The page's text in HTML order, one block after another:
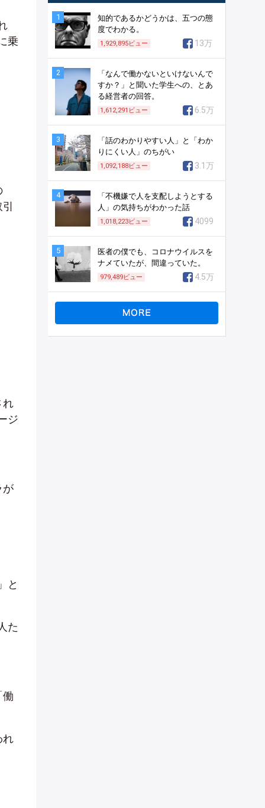
乗
れ
ジ
が
と
た
働
れ
1
知的であるかどうかは、五つの態
度でわかる。
1,929,895ビュー 13万
2
「なんで働かないといけないんで
すか？」と聞いた学生への、とあ
る経営者の回答。
1,612,291 ビュー 6.5万
3
「話のわかりやすい人」と「わか
りにくい人」のちがい
1,092,188ビュー 3.1万
4
「不機嫌で人を支配しようとする
人」の気持ちがわかった話
1,018,223ビュー 4099
5
医者の僕でも、コロナウイルスを
ナメていたが、間違っていた。
979,489ビュー 4.5万